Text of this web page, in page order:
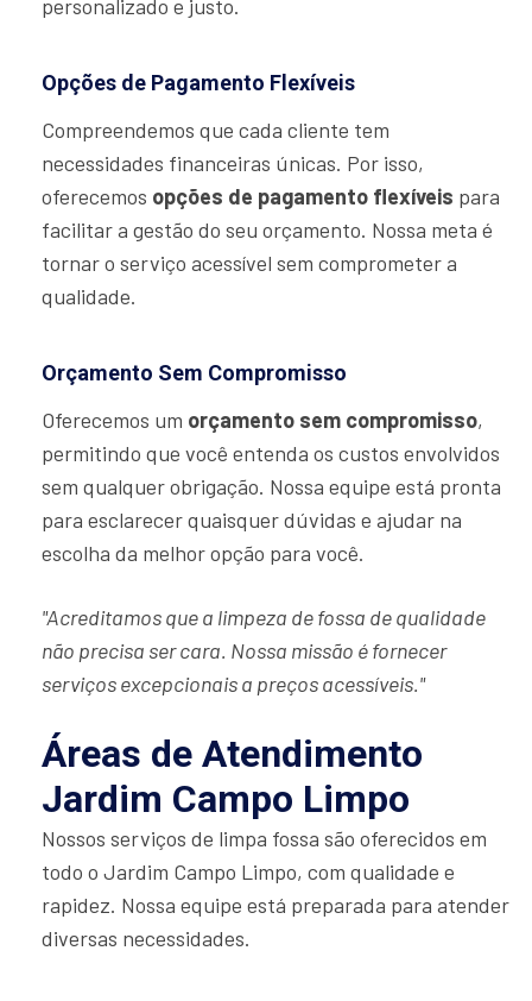
personalizado e justo.
Opções de Pagamento Flexíveis
Compreendemos que cada cliente tem
necessidades financeiras únicas. Por isso,
oferecemos opções de pagamento flexíveis para
facilitar a gestão do seu orçamento. Nossa meta é
tornar o serviço acessível sem comprometer a
qualidade.
Orçamento Sem Compromisso
Oferecemos um orçamento sem compromisso,
permitindo que você entenda os custos envolvidos
sem qualquer obrigação. Nossa equipe está pronta
para esclarecer quaisquer dúvidas e ajudar na
escolha da melhor opção para você.
"Acreditamos que a limpeza de fossa de qualidade
não precisa ser cara. Nossa missão é fornecer
serviços excepcionais a preços acessíveis."
Áreas de Atendimento
Jardim Campo Limpo
Nossos serviços de limpa fossa são oferecidos em
todo o Jardim Campo Limpo, com qualidade e
rapidez. Nossa equipe está preparada para atender
diversas necessidades.